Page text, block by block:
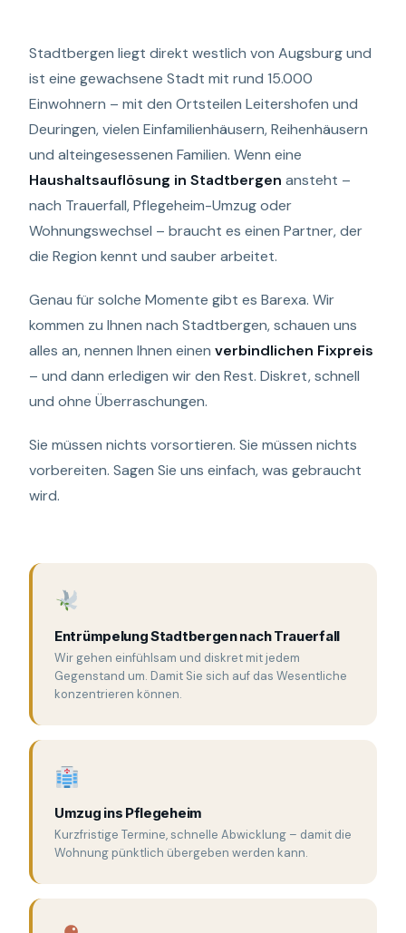
Stadtbergen liegt direkt westlich von Augsburg und
ist eine gewachsene Stadt mit rund 15.000
Einwohnern – mit den Ortsteilen Leitershofen und
Deuringen, vielen Einfamilienhäusern, Reihenhäusern
und alteingesessenen Familien. Wenn eine
Haushaltsauflösung in Stadtbergen ansteht –
nach Trauerfall, Pflegeheim-Umzug oder
Wohnungswechsel – braucht es einen Partner, der
die Region kennt und sauber arbeitet.
Genau für solche Momente gibt es Barexa. Wir
kommen zu Ihnen nach Stadtbergen, schauen uns
alles an, nennen Ihnen einen verbindlichen Fixpreis
– und dann erledigen wir den Rest. Diskret, schnell
und ohne Überraschungen.
Sie müssen nichts vorsortieren. Sie müssen nichts
vorbereiten. Sagen Sie uns einfach, was gebraucht
wird.
Entrümpelung Stadtbergen nach Trauerfall
Wir gehen einfühlsam und diskret mit jedem
Gegenstand um. Damit Sie sich auf das Wesentliche
konzentrieren können.
Umzug ins Pflegeheim
Kurzfristige Termine, schnelle Abwicklung – damit die
Wohnung pünktlich übergeben werden kann.